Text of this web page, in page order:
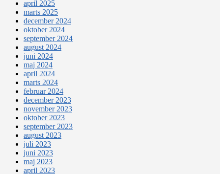
april 2025
marts 2025
december 2024
oktober 2024
september 2024
august 2024
juni 2024
maj 2024
april 2024
marts 2024
februar 2024
december 2023
november 2023
oktober 2023
september 2023
august 2023
juli 2023
juni 2023
maj 2023
april 2023